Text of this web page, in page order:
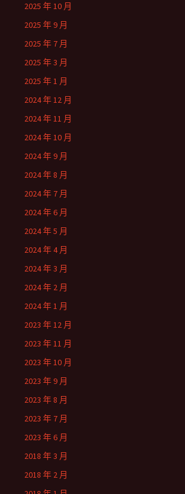
2025 年 10 月
2025 年 9 月
2025 年 7 月
2025 年 3 月
2025 年 1 月
2024 年 12 月
2024 年 11 月
2024 年 10 月
2024 年 9 月
2024 年 8 月
2024 年 7 月
2024 年 6 月
2024 年 5 月
2024 年 4 月
2024 年 3 月
2024 年 2 月
2024 年 1 月
2023 年 12 月
2023 年 11 月
2023 年 10 月
2023 年 9 月
2023 年 8 月
2023 年 7 月
2023 年 6 月
2018 年 3 月
2018 年 2 月